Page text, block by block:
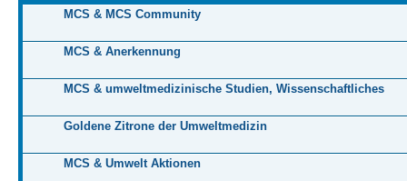
MCS & MCS Community
MCS & Anerkennung
MCS & umweltmedizinische Studien, Wissenschaftliches
Goldene Zitrone der Umweltmedizin
MCS & Umwelt Aktionen